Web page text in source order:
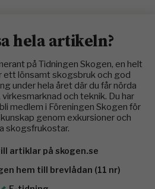
hela artikeln?
på Tidningen Skogen, en helt
ett lönsamt skogsbruk och god
under hela året där du får nörda
och teknik. Du har
medlem i Föreningen Skogen för
genom exkursioner och
skogsfrukostar.
artiklar på skogen.se
hem till brevlådan (11 nr)